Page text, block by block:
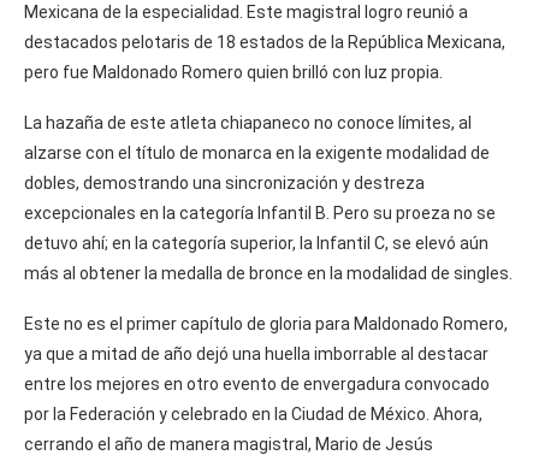
Mexicana de la especialidad. Este magistral logro reunió a
destacados pelotaris de 18 estados de la República Mexicana,
pero fue Maldonado Romero quien brilló con luz propia.
La hazaña de este atleta chiapaneco no conoce límites, al
alzarse con el título de monarca en la exigente modalidad de
dobles, demostrando una sincronización y destreza
excepcionales en la categoría Infantil B. Pero su proeza no se
detuvo ahí; en la categoría superior, la Infantil C, se elevó aún
más al obtener la medalla de bronce en la modalidad de singles.
Este no es el primer capítulo de gloria para Maldonado Romero,
ya que a mitad de año dejó una huella imborrable al destacar
entre los mejores en otro evento de envergadura convocado
por la Federación y celebrado en la Ciudad de México. Ahora,
cerrando el año de manera magistral, Mario de Jesús